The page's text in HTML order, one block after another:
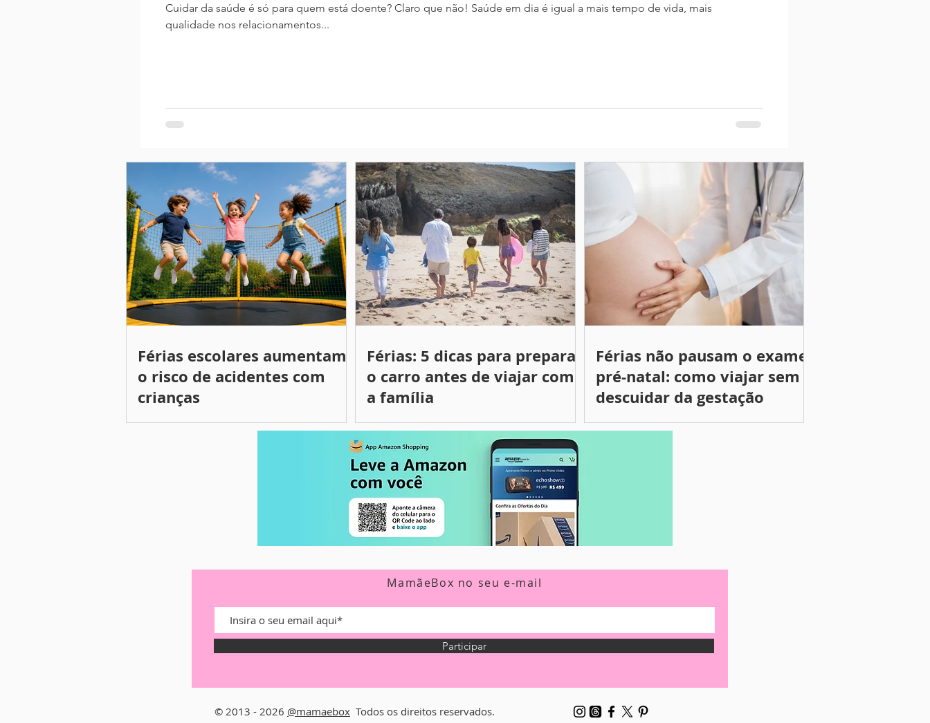
Cuidar da saúde é só para quem está doente? Claro que não! Saúde em dia é igual a mais tempo de vida, mais
qualidade nos relacionamentos...
Férias escolares aumentam
o risco de acidentes com
crianças
Férias: 5 dicas para preparar
o carro antes de viajar com
a família
Férias não pausam o exame
pré-natal: como viajar sem
descuidar da gestação
MamãeBox no seu e-mail
Participar
© 2013 - 2026 @mamaebox Todos os direitos reservados.